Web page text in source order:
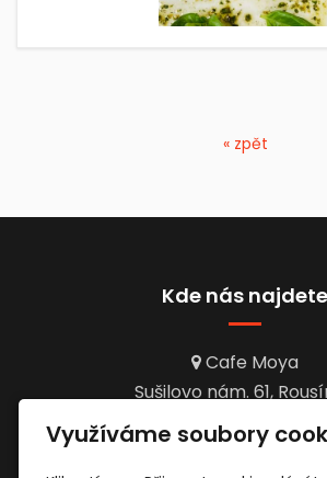
« zpět
Kde nás najdete
Cafe Moya
Sušilovo nám. 61,
Otevírací doba
Využíváme soubory